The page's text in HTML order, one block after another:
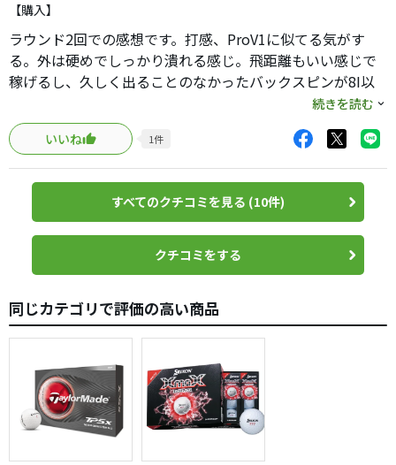
【購入】
ラウンド2回での感想です。打感、ProV1に似てる気がす
る。外は硬めでしっかり潰れる感じ。飛距離もいい感じで
稼げるし、久しく出ることのなかったバックスピンが8I以
下のクラブで見られました。競技でも使えそうな手応えを
感じています。会員ではないので通販で買いましたが3ピー
スボールで2ダース、4,300円ほど。会員なら送料も掛から
ず3,600円ちょいだったと思います。もう少し買い溜めして
おこうか考えています。あんまり有名になって買いづらくな
るのもイヤだけど、試す価値のあるボールだと思います。
続きを読む
いいね
1件
すべてのクチコミを見る (10件)
クチコミをする
同じカテゴリで評価の高い商品